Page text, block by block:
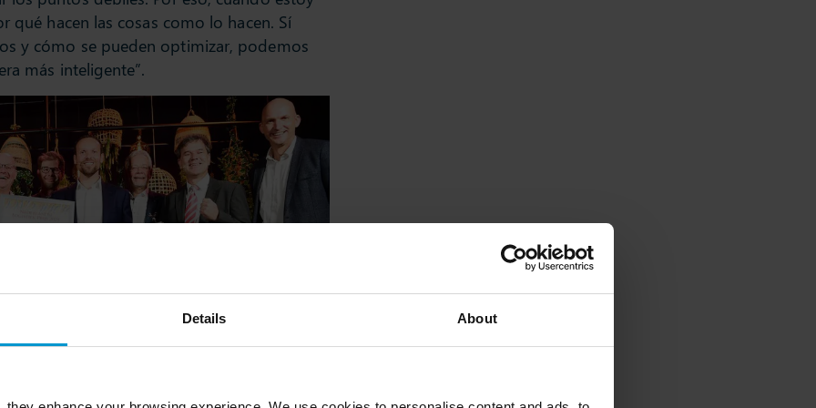
Details About
qué hacen las cosas como lo hacen. Sí
y cómo se pueden optimizar, podemos
más inteligente”.